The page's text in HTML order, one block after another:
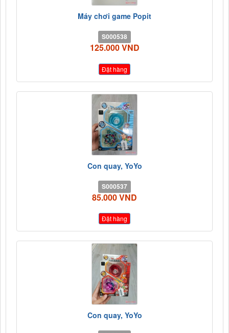
Máy chơi game Popit
S000538
125.000 VND
Đặt hàng
Con quay, YoYo
S000537
85.000 VND
Đặt hàng
Con quay, YoYo